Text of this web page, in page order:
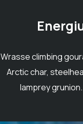
Wrasse climbing
Arctic char,
lamprey